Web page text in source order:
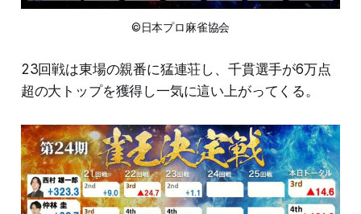
©日本プロ麻雀協会
23回戦は東場の親番に猛連荘し、千貫選手が6万点
超の大トップを獲得し一気に這い上がってくる。